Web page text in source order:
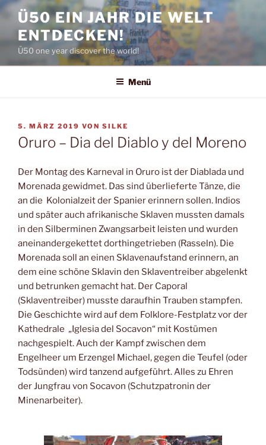
Zum
Inhalt
springen
Ü50 EIN JAHR DIE WELT
ENTDECKEN!
Ü50 one year discover the world!
Menü
VERÖFFENTLICHT
AM
5. MÄRZ 2019 VON SILKE
Oruro – Dia del Diablo y del Moreno
Der Montag des Karneval in Oruro ist der Diablada und
Morenada gewidmet. Das sind überlieferte Tänze, die
an die Kolonialzeit der Spanier erinnern sollen. Indios
und später auch afrikanische Sklaven mussten damals
in den Silberminen Zwangsarbeit leisten und wurden
aneinandergekettet dorthingetrieben (Rasseln). Die
Morenada soll an einen Sklavenaufstand erinnern, an
dem eine schöne Sklavin den Sklaventreiber abgelenkt
und betrunken gemacht hat. Der Caporal
(Sklaventreiber) musste daraufhin Trauben stampfen.
Die Geschichte wird auf dem Folklore-Festplatz vor der
Kathedrale „Iglesia del Socavon“ mit Kostümen
nachgespielt. Auch der Kampf zwischen dem
Engelheer um Erzengel Michael, gegen die Teufel (oder
Todsünden) wird tanzend aufgeführt. Alles zu Ehren
der Jungfrau von Socavon (Schutzpatronin der
Minenarbeiter).